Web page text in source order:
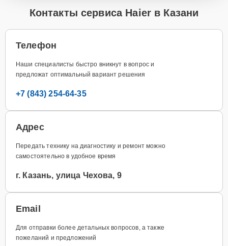
Контакты сервиса Haier в Казани
Телефон
Наши специалисты быстро вникнут в вопрос и
предложат оптимальный вариант решения
+7 (843) 254-64-35
Адрес
Передать технику на диагностику и ремонт можно
самостоятельно в удобное время
г. Казань, улица Чехова, 9
Email
Для отправки более детальных вопросов, а также
пожеланий и предложений